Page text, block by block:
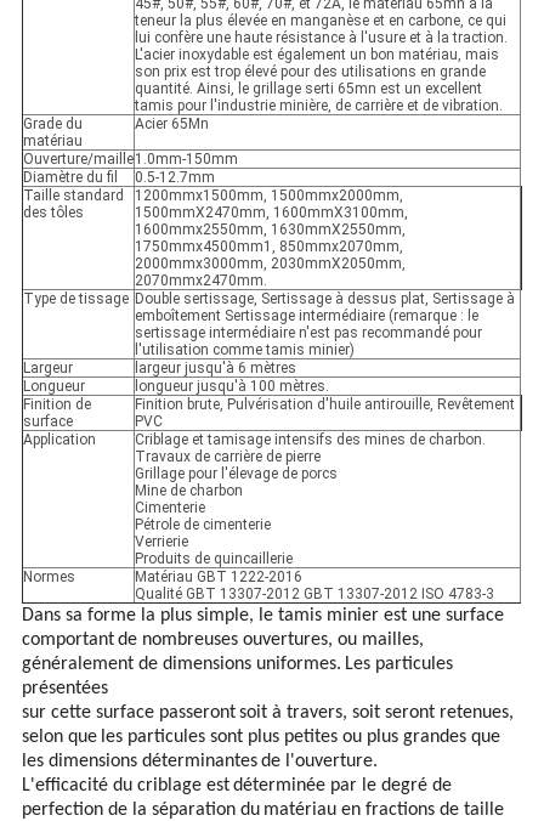
teneur la plus élevée en manganèse et en carbone, ce qui
lui confère une haute résistance à l'usure et à la traction.
L'acier inoxydable est également un bon matériau, mais
son prix est trop élevé pour des utilisations en grande
quantité. Ainsi, le grillage serti 65mn est un excellent
tamis pour l'industrie minière, de carrière et de vibration.
Grade du
matériau
Acier 65Mn
Ouverture/maille1.0mm-150mm
Diamètre du fil
0.5-12.7mm
Taille standard
des tôles
1200mmx1500mm, 1500mmx2000mm,
1500mmX2470mm, 1600mmX3100mm,
1600mmx2550mm, 1630mmX2550mm,
1750mmx4500mm1, 850mmx2070mm,
2000mmx3000mm, 2030mmX2050mm,
2070mmx2470mm.
Type de tissage Double sertissage, Sertissage à dessus plat, Sertissage à
emboîtement Sertissage intermédiaire (remarque : le
sertissage intermédiaire n'est pas recommandé pour
l'utilisation comme tamis minier)
Largeur
largeur jusqu'à 6 mètres
Longueur
longueur jusqu'à 100 mètres.
Finition de
surface
Finition brute, Pulvérisation d'huile antirouille, Revêtement
PVC
Application
Criblage et tamisage intensifs des mines de charbon.
Travaux de carrière de pierre
Grillage pour l'élevage de porcs
Mine de charbon
Cimenterie
Pétrole de cimenterie
Verrierie
Produits de quincaillerie
Normes
Matériau GBT 1222-2016
Qualité GBT 13307-2012 GBT 13307-2012 ISO 4783-3
Dans sa forme la plus simple, le tamis minier est une surface
comportantde nombreuses ouvertures, ou mailles,
généralement de dimensions uniformes. Les particules
présentées
sur cette surface passerontsoit à travers, soit seront retenues,
selon que les particules sont plus petites ou plus grandes que
les dimensions déterminantesde l'ouverture.
L'efficacité du criblage estdéterminée par le degré de
perfection de la séparation du matériau en fractions de taille